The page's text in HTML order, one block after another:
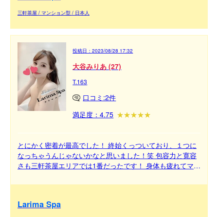
しようと思えるくらい人生のモチベーションを上げさせて
くれる子でした！ ダンディーな男性が好きとの事で髭伸ば
してきます！笑
三軒茶屋 / マンション型 / 日本人
投稿日：2023/08/28 17:32
大谷みりあ (27)
T.163
口コミ:2件
満足度：4.75
とにかく密着が最高でした！ 終始くっついており、１つに
なっちゃうんじゃないかなと思いました！笑 包容力と寛容
さも三軒茶屋エリアでは1番だったです！ 身体も疲れてマッ
た！ 疲れている箇所のツボも押してくれて、さらにメンズ
産するのではないでしょうか？
Larima Spa